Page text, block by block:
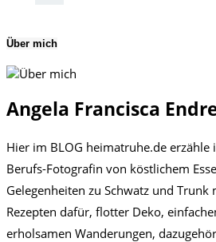
Über mich
Angela Francisca
Hier im BLOG heimatruhe.de erzähle
Berufs-Fotografin von köstlichem
Gelegenheiten zu Schwatz und
Rezepten dafür, flotter Deko,
erholsamen Wanderungen,